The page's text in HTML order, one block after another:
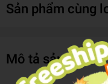
Sản phẩm cùng
Mô tả sản phẩm